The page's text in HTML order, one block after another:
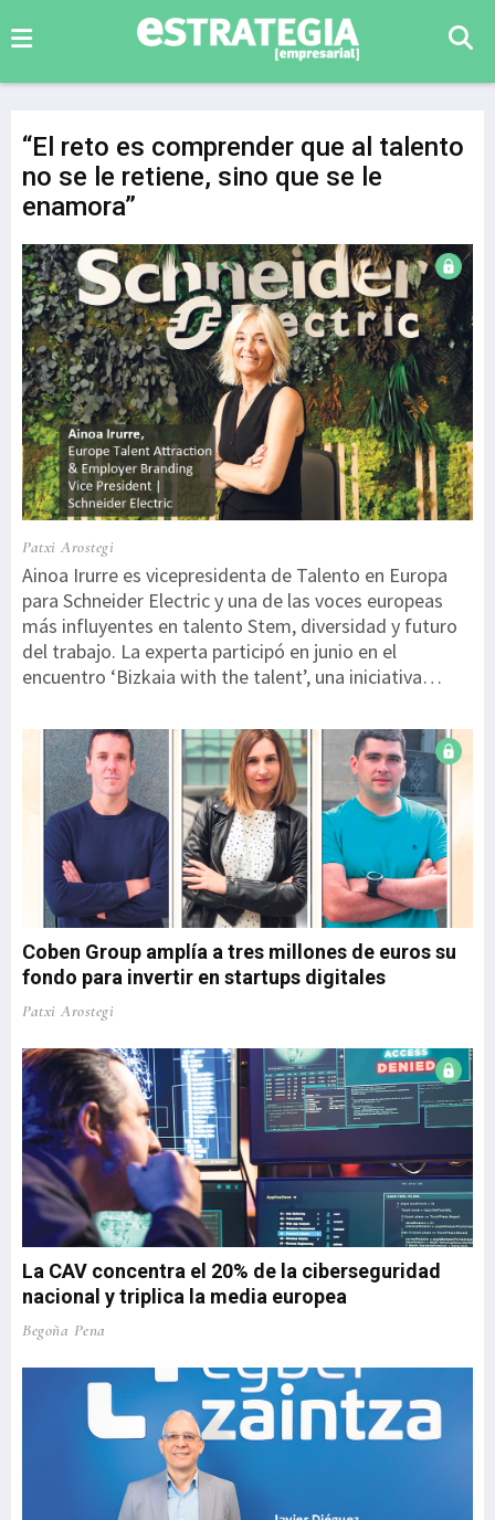
“El reto es comprender que al talento
no se le retiene, sino que se le
enamora”
Patxi Arostegi
Ainoa Irurre es vicepresidenta de Talento en Europa
para Schneider Electric y una de las voces europeas
más influyentes en talento Stem, diversidad y futuro
del trabajo. La experta participó en junio en el
encuentro ‘Bizkaia with the talent’, una iniciativa
ecosistema tecnológico cada vez más competitivo
como el actual, ¿cuáles son las principales tendencias
en la gestión del talento?Hoy el talento ya no es solo
cosa del área de Personas. Es negocio. En entornos
como el nuestro, la diferencia no la marca solo la
tecnología, sino lo rápido que eres capaz de
desarrollar a tu gente. Estamos pasando de pensar en
puestos a pensar en habilidades. Ya no importa tanto
‘qué eres’ o el puesto que o...
Coben Group amplía a tres millones de euros su
fondo para invertir en startups digitales
Patxi Arostegi
La CAV concentra el 20% de la ciberseguridad
nacional y triplica la media europea
Begoña Pena